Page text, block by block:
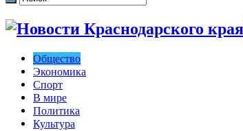
Общество
Экономика
Спорт
В мире
Политика
Культура